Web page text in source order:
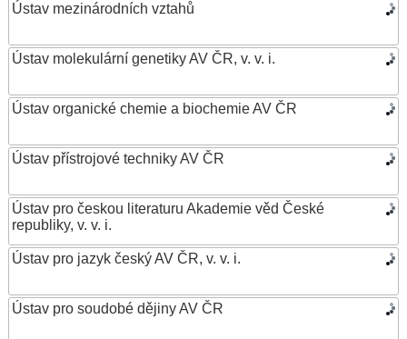
Ústav mezinárodních vztahů
Ústav molekulární genetiky AV ČR, v. v. i.
Ústav organické chemie a biochemie AV ČR
Ústav přístrojové techniky AV ČR
Ústav pro českou literaturu Akademie věd České
republiky, v. v. i.
Ústav pro jazyk český AV ČR, v. v. i.
Ústav pro soudobé dějiny AV ČR